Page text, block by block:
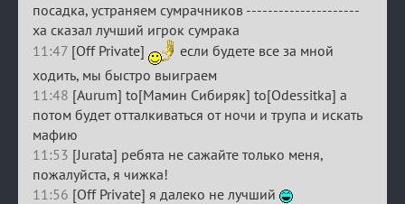
посадка, устраняем сумрачников ---------------------
ха сказал лучший игрок сумрака
11:47 [Off Private]
если будете все за мной
ходить, мы быстро выиграем
11:48 [Aurum] to[Мамин Сибиряк] to[Odessitka] а
потом будет отталкиваться от ночи и трупа и искать
мафию
11:53 [Jurata] ребята не сажайте только меня,
пожалуйста, я чижка!
11:56 [Off Private] я далеко не лучший